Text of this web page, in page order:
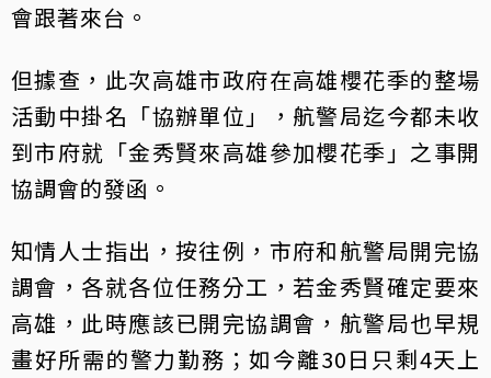
會跟著來台。
但據查，此次高雄市政府在高雄櫻花季的整場
活動中掛名「協辦單位」，航警局迄今都未收
到市府就「金秀賢來高雄參加櫻花季」之事開
協調會的發函。
知情人士指出，按往例，市府和航警局開完協
調會，各就各位任務分工，若金秀賢確定要來
高雄，此時應該已開完協調會，航警局也早規
畫好所需的警力勤務；如今離30日只剩4天上